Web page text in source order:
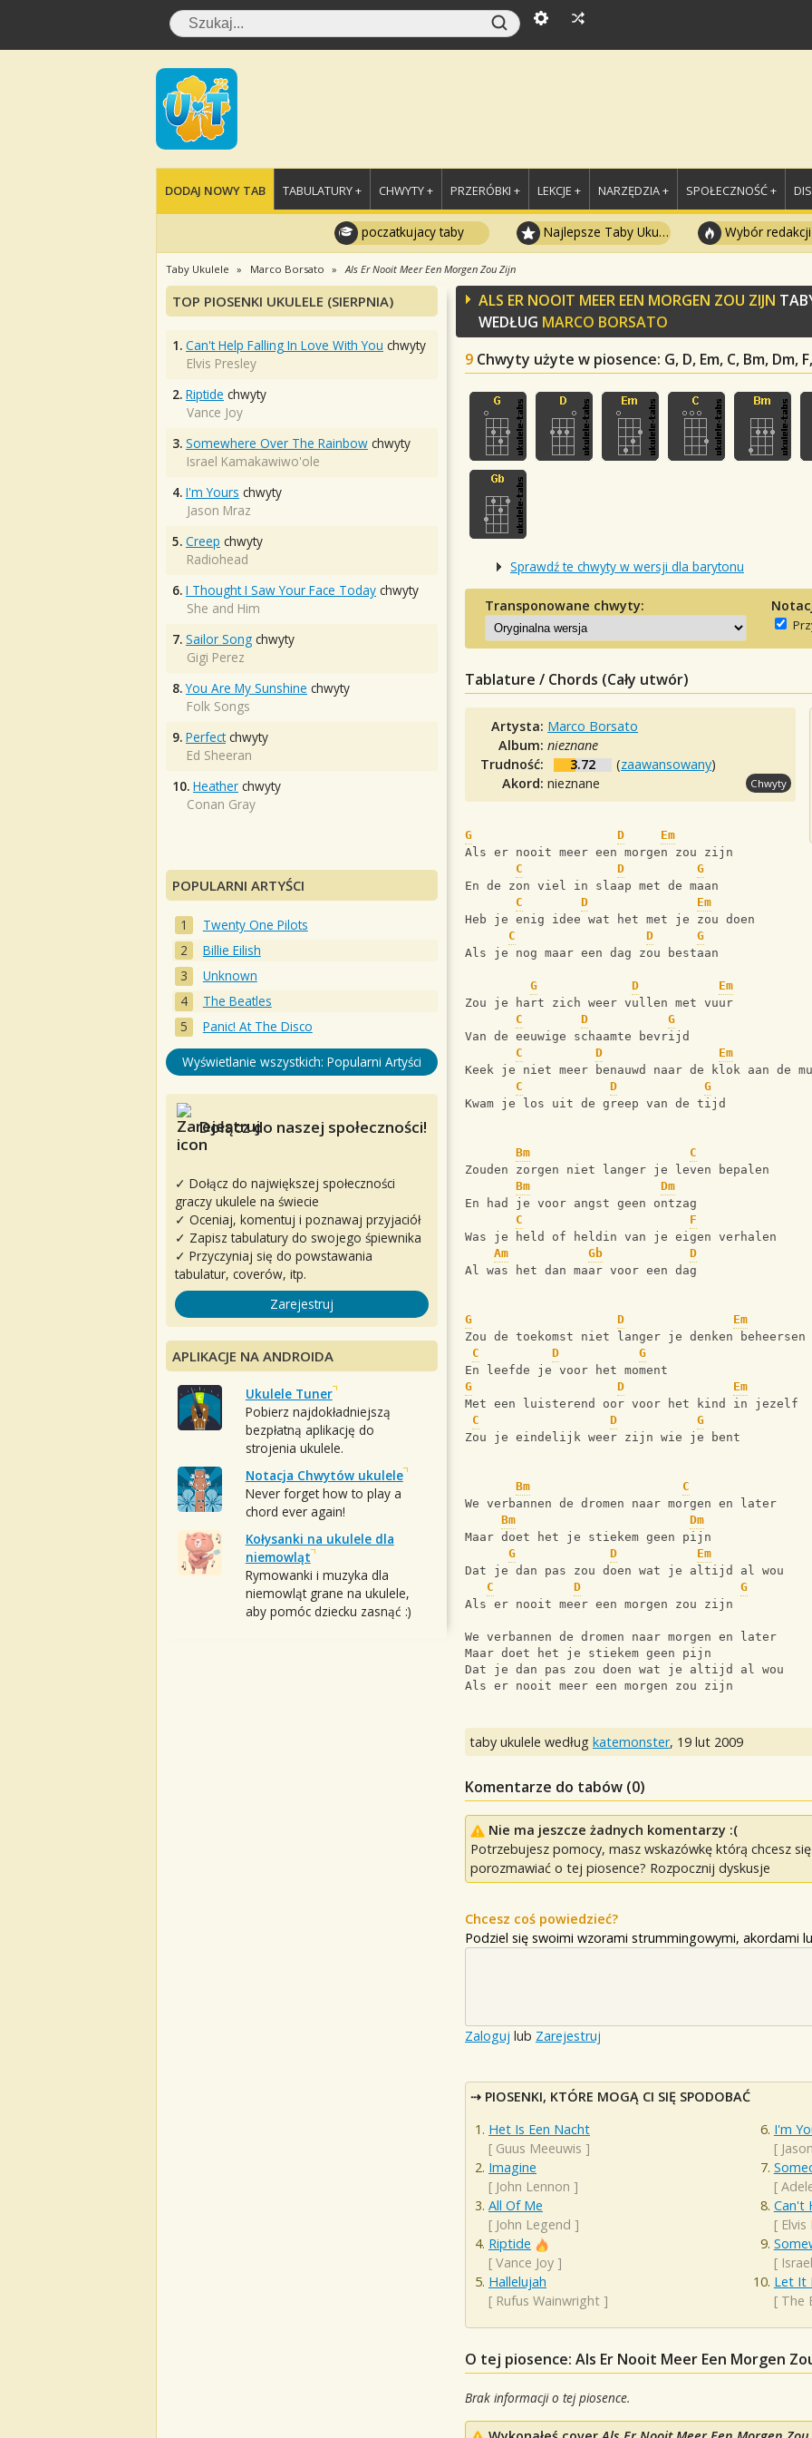
DODAJ NOWY TAB TABULATURY + CHWYTY + PRZERÓBKI + LEKCJE + NARZĘDZIA + SPOŁECZNOŚĆ +
poczatkujacy taby Najlepsze Taby Ukulele Wybór redakcji
Taby Ukulele Marco Borsato Als Er Nooit Meer Een Morgen Zou Zijn
ALS ER NOOIT MEER EEN MORGEN ZOU ZIJN
WEDŁUG MARCO BORSATO
9 Chwyty użyte w piosence: G, D, Em, C, Bm, Dm,
Sprawdź te chwyty w wersji dla barytonu
Transponowane chwyty:
Tablature / Chords (Cały utwór)
Artysta: Marco Borsato
Album:nieznane
Trudność:
3.72 (zaawansowany)
Akord:nieznane Chwyty
G D
Em
Als er nooit meer een morgen zou zijn
C
D
G
En de zon viel in slaap met de maan
C
D
Em
Heb je enig idee wat het met je zou doen
C
D
G
Als je nog maar een dag zou bestaan
G D
Em
Zou je hart zich weer vullen met vuur
C
D
G
Van de eeuwige schaamte bevrijd
C
D
Em
Keek je niet meer benauwd naar de klok aan de
C
D
G
Kwam je los uit de greep van de tijd
Bm
C
Zouden zorgen niet langer je leven bepalen
Bm
Dm
En had je voor angst geen ontzag
C
F
Was je held of heldin van je eigen verhalen
Am
Gb
D
Al was het dan maar voor een dag
G D
Em
Zou de toekomst niet langer je denken beheersen
C
D
G
En leefde je voor het moment
G
D
Em
Met een luisterend oor voor het kind in jezelf
C
D
G
Zou je eindelijk weer zijn wie je bent
Bm
C
We verbannen de dromen naar morgen en later
Bm
Dm
Maar doet het je stiekem geen pijn
G
D
Em
Dat je dan pas zou doen wat je altijd al wou
C
D
G
Als er nooit meer een morgen zou zijn
We verbannen de dromen naar morgen en later
Maar doet het je stiekem geen pijn
Dat je dan pas zou doen wat je altijd al wou
Als er nooit meer een morgen zou zijn
taby ukulele według katemonster, 19 lut 2009
Komentarze do tabów (0)
Nie ma jeszcze żadnych komentarzy :(
Potrzebujesz pomocy, masz wskazówkę którą chcesz
porozmawiać o tej piosence? Rozpocznij dyskusje
Chcesz coś powiedzieć?
Podziel się swoimi wzorami strummingowymi, akordami
Zaloguj lub Zarejestruj
PIOSENKI, KTÓRE MOGĄ CI SIĘ SPODOBAĆ
Het Is Een Nacht
[ Guus Meeuwis ]
Imagine
[ John Lennon ]
All Of Me
[ John Legend ]
Riptide
[ Vance Joy ]
Hallelujah
[ Rufus Wainwright ]
I'm
[
[
Can't
[ Elvis
[
Let It
[ The
O tej piosence: Als Er Nooit Meer Een Morgen
Brak informacji o tej piosence.
TOP PIOSENKI UKULELE (SIERPNIA)
1. Can't Help Falling In Love With You chwyty
Elvis Presley
2. Riptide chwyty
Vance Joy
3. Somewhere Over The Rainbow chwyty
Israel Kamakawiwo'ole
4. I'm Yours chwyty
Jason Mraz
5. Creep chwyty
Radiohead
6. I Thought I Saw Your Face Today chwyty
She and Him
7. Sailor Song chwyty
Gigi Perez
8. You Are My Sunshine chwyty
Folk Songs
9. Perfectchwyty
Ed Sheeran
10. Heather chwyty
Conan Gray
POPULARNI ARTYŚCI
Twenty One Pilots
Billie Eilish
Unknown
The Beatles
Panic! At The Disco
Wyświetlanie wszystkich: Popularni Artyści
Dołącz do naszej społeczności!
✓ Dołącz do największej społeczności
graczy ukulele na świecie
✓ Oceniaj, komentuj i poznawaj przyjaciół
✓ Zapisz tabulatury do swojego śpiewnika
✓ Przyczyniaj się do powstawania
tabulatur, coverów, itp.
Zarejestruj
APLIKACJE NA ANDROIDA
Ukulele Tuner
Pobierz najdokładniejszą
bezpłatną aplikację do
strojenia ukulele.
Notacja Chwytów ukulele
Never forget how to play a
chord ever again!
Kołysanki na ukulele dla
niemowląt
Rymowanki i muzyka dla
niemowląt grane na ukulele,
aby pomóc dziecku zasnąć :)